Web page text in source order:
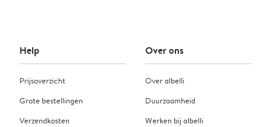
Help
Prijsoverzicht
Grote bestellingen
Verzendkosten
Over ons
Over albelli
Duurzaamheid
Werken bij albelli